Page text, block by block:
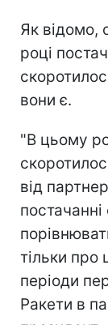
Як відомо,
році
вони є.
"В цьому
від
тільки про
періоди
Ракети в